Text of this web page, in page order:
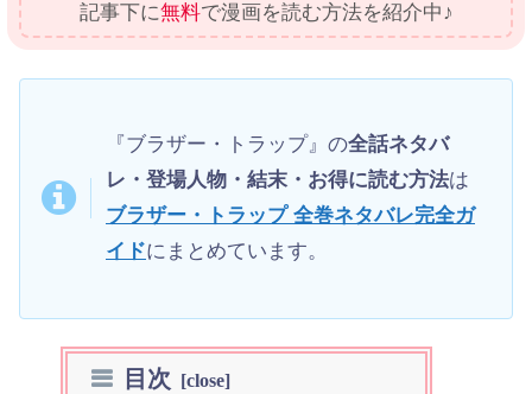
記事下に無料で漫画を読む方法を紹介中♪
『ブラザー・トラップ』の全話ネタバ
レ・登場人物・結末・お得に読む方法は
ブラザー・トラップ 全巻ネタバレ完全ガ
イドにまとめています。
目次